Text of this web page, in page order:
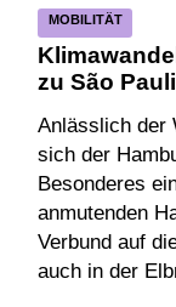
MOBILITÄT
zu São
Anlässlich der
sich der
Besonderes
anmutenden
Verbund auf
auch in der